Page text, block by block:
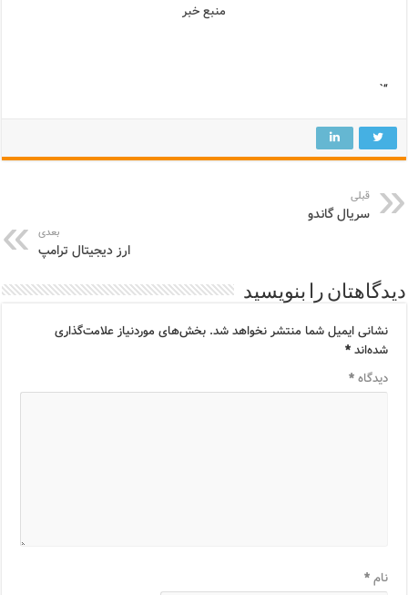
منبع خبر
“`
قبلی
سریال گاندو
بعدی
ارز دیجیتال ترامپ
دیدگاهتان را بنویسید
نشانی ایمیل شما منتشر نخواهد شد. بخش‌های موردنیاز علامت‌گذاری
شده‌اند*
دیدگاه*
نام*